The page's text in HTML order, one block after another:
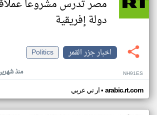
مصر تدرس مشروعا
دولة إفريقية
اخبار جزر القمر
Politics
منذ NH91ES
ار تي عربي• arabic.rt.com